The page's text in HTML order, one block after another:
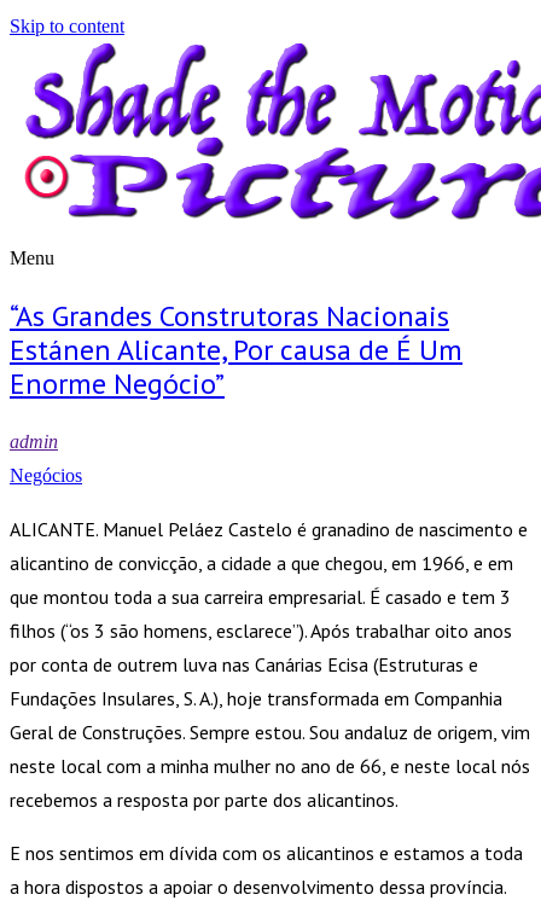
Skip to content
Menu
“As Grandes Construtoras Nacionais
Estánen Alicante, Por causa de É Um
Enorme Negócio”
admin
Negócios
ALICANTE. Manuel Peláez Castelo é granadino de nascimento e
alicantino de convicção, a cidade a que chegou, em 1966, e em
que montou toda a sua carreira empresarial. É casado e tem 3
filhos (“os 3 são homens, esclarece”). Após trabalhar oito anos
por conta de outrem luva nas Canárias Ecisa (Estruturas e
Fundações Insulares, S. A.), hoje transformada em Companhia
Geral de Construções. Sempre estou. Sou andaluz de origem, vim
neste local com a minha mulher no ano de 66, e neste local nós
recebemos a resposta por parte dos alicantinos.
E nos sentimos em dívida com os alicantinos e estamos a toda
a hora dispostos a apoiar o desenvolvimento dessa província.